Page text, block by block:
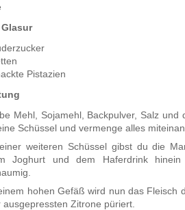
Pistazien
Mehl, Sojamehl, Backpulver, Salz und
Schüssel und vermenge alles
weiteren Schüssel gibst du die
Joghurt und dem Haferdrink
hohen Gefäß wird nun das Fleisch
ausgepressten Zitrone püriert.